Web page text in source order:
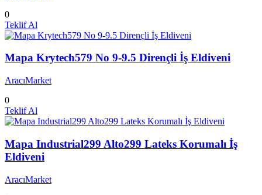
0
Teklif Al
Mapa Krytech579 No 9-9.5 Dirençli İş Eldiveni
AracıMarket
0
Teklif Al
Mapa Industrial299 Alto299 Lateks Korumalı İş
Eldiveni
AracıMarket